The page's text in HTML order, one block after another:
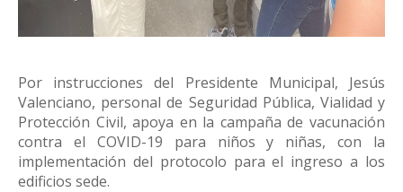
Por instrucciones del Presidente Municipal, Jesús
Valenciano, personal de Seguridad Pública, Vialidad y
Protección Civil, apoya en la campaña de vacunación
contra el COVID-19 para niños y niñas, con la
implementación del protocolo para el ingreso a los
edificios sede.